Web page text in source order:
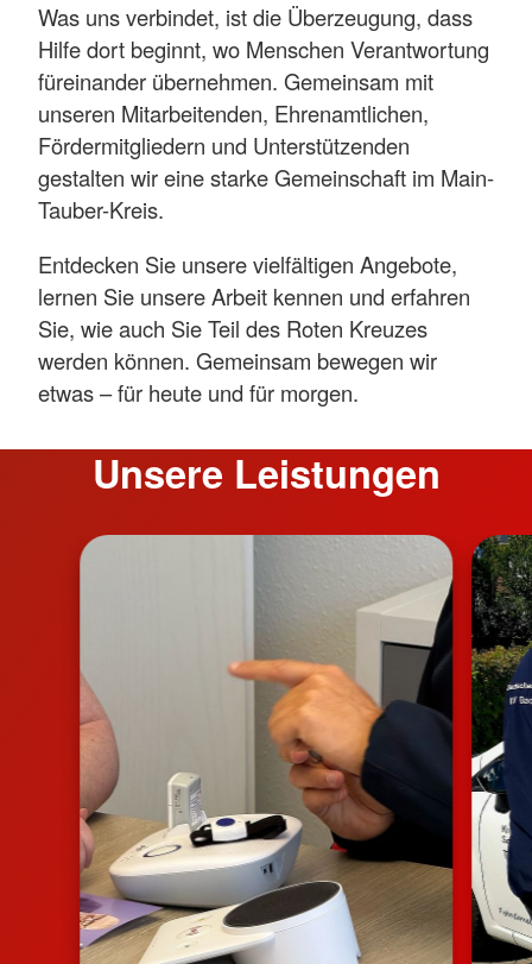
Was uns verbindet, ist die Überzeugung, dass
Hilfe dort beginnt, wo Menschen Verantwortung
füreinander übernehmen. Gemeinsam mit
unseren Mitarbeitenden, Ehrenamtlichen,
Fördermitgliedern und Unterstützenden
gestalten wir eine starke Gemeinschaft im Main-
Tauber-Kreis.
Entdecken Sie unsere vielfältigen Angebote,
lernen Sie unsere Arbeit kennen und erfahren
Sie, wie auch Sie Teil des Roten Kreuzes
werden können. Gemeinsam bewegen wir
etwas – für heute und für morgen.
Unsere Leistungen